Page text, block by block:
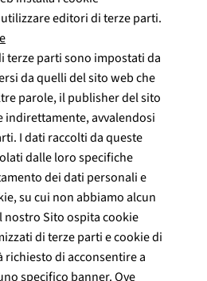
editori di terze parti.
terze parti sono impostati da
da quelli del sito web che
parole, il publisher del sito
indirettamente, avvalendosi
I dati raccolti da queste
dalle loro specifiche
dei dati personali e
su cui non abbiamo alcun
Sito ospita cookie
di terze parti e cookie di
di acconsentire a
specifico banner. Ove